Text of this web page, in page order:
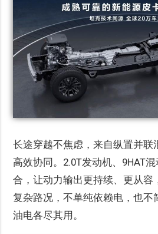
长途穿越不焦虑，来自纵置并联
高效协同。2.0T发动机、9HAT
合，让动力输出更持续、更从容
复杂路况，不单纯依赖电，也不
油电各尽其用。